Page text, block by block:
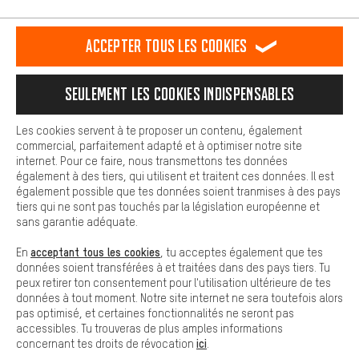
RÉSILIER LE CONTRAT Communauté d'Aix-la-Chapelle
Programme d'affiliation Mentions Légales Protection des données
Conditions générales de vente Plateforme d'Alerte
Reprise des batteries Corepile Paramètres de cookies
Modifier le contraste
Tous les prix s'entendent en euros (MwSt hors) plus les
frais de portpour la livraison versÉtats-Unis.
est plus confortable. Avec les cookies de confort, nous
Nous pouvons ainsi mettre à ta disposition d'autres contenus et
informations utiles. De plus, tu as la possibilité d'utiliser des
facilement les bons produits. Par exemple, nous proposons une
facilement aux questions.
Cookies de base
Les cookies de base garantissent que tu puisses utiliser les
fonctions de notre site web.
Accepter tous les cookies
Seulement les cookies indispensables
Les cookies servent à te proposer un contenu, également
commercial, parfaitement adapté et à optimiser notre site
internet. Pour ce faire, nous transmettons tes données
également à des tiers, qui utilisent et traitent ces données. Il est
également possible que tes données soient tranmises à des pays
tiers qui ne sont pas touchés par la législation européenne et
sans garantie adéquate.
En acceptant tous les cookies , tu acceptes également que tes
données soient transférées à et traitées dans des pays tiers. Tu
peux retirer ton consentement pour l'utilisation ultérieure de tes
données à tout moment. Notre site internet ne sera toutefois alors
pas optimisé, et certaines fonctionnalités ne seront pas
accessibles. Tu trouveras de plus amples informations
concernant tes droits de révocation ici